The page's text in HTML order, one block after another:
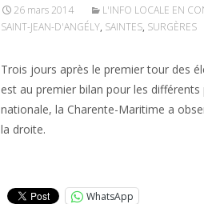
26 mars 2014 L'INFO LOCALE EN
SAINT-JEAN-D'ANGÉLY, SAINTES, SURGÈRES
Trois jours après le premier tour des
est au premier bilan pour les différents
nationale, la Charente-Maritime a
la droite.
WhatsApp